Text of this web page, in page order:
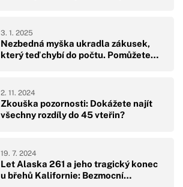
Nezbedná myška ukradla zákusek,
který teď chybí do počtu. Pomůžete…
3. 1. 2025
Zkouška pozornosti: Dokážete najít
všechny rozdíly do 45 vteřin?
2. 11. 2024
Let Alaska 261 a jeho tragický konec
u břehů Kalifornie: Bezmocní…
19. 7. 2024